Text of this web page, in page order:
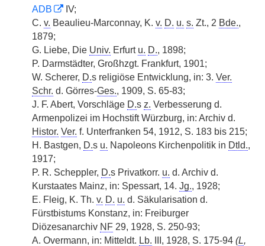
ADB
IV;
C. v. Beaulieu-Marconnay, K. v. D. u. s. Zt., 2 Bde.,
1879;
G. Liebe, Die Univ. Erfurt u. D., 1898;
P. Darmstädter, Großhzgt. Frankfurt, 1901;
W. Scherer, D.s religiöse Entwicklung, in: 3. Ver.
Schr. d. Görres-Ges., 1909, S. 65-83;
J. F. Abert, Vorschläge D.s z. Verbesserung d.
Armenpolizei im Hochstift Würzburg, in: Archiv d.
Histor. Ver. f. Unterfranken 54, 1912, S. 183 bis 215;
H. Bastgen, D.s u. Napoleons Kirchenpolitik in Dtld.,
1917;
P. R. Scheppler, D.s Privatkorr. u. d. Archiv d.
Kurstaates Mainz, in: Spessart, 14. Jg., 1928;
E. Fleig, K. Th. v. D. u. d. Säkularisation d.
Fürstbistums Konstanz, in: Freiburger
Diözesanarchiv NF 29, 1928, S. 250-93;
A. Overmann, in: Mitteldt. Lb. III, 1928, S. 175-94 (L,